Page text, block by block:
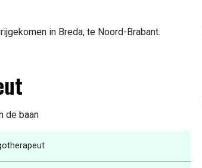
in Breda, te Noord-Brabant.
de baan